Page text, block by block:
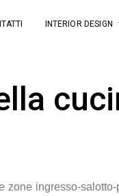
INTERIOR DESIGN
ingresso-